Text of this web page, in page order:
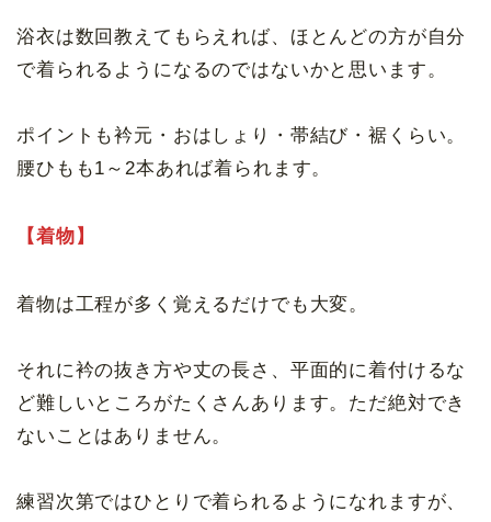
浴衣は数回教えてもらえれば、ほとんどの方が自分
で着られるようになるのではないかと思います。
ポイントも衿元・おはしょり・帯結び・裾くらい。
腰ひもも1～2本あれば着られます。
【着物】
着物は工程が多く覚えるだけでも大変。
それに衿の抜き方や丈の長さ、平面的に着付けるな
ど難しいところがたくさんあります。ただ絶対でき
ないことはありません。
練習次第ではひとりで着られるようになれますが、